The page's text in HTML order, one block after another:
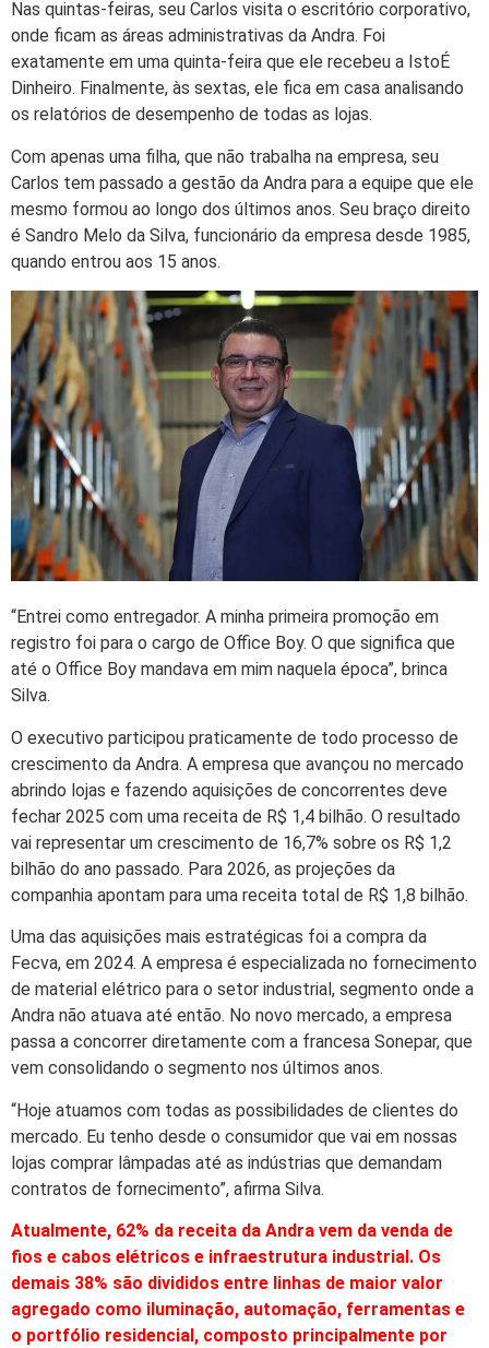
Nas quintas-feiras, seu Carlos visita o escritório corporativo,
onde ficam as áreas administrativas da Andra. Foi
exatamente em uma quinta-feira que ele recebeu a IstoÉ
Dinheiro. Finalmente, às sextas, ele fica em casa analisando
os relatórios de desempenho de todas as lojas.
Com apenas uma filha, que não trabalha na empresa, seu
Carlos tem passado a gestão da Andra para a equipe que ele
mesmo formou ao longo dos últimos anos. Seu braço direito
é Sandro Melo da Silva, funcionário da empresa desde 1985,
quando entrou aos 15 anos.
“Entrei como entregador. A minha primeira promoção em
registro foi para o cargo de Office Boy. O que significa que
até o Office Boy mandava em mim naquela época”, brinca
Silva.
O executivo participou praticamente de todo processo de
crescimento da Andra. A empresa que avançou no mercado
abrindo lojas e fazendo aquisições de concorrentes deve
fechar 2025 com uma receita de R$ 1,4 bilhão. O resultado
vai representar um crescimento de 16,7% sobre os R$ 1,2
bilhão do ano passado. Para 2026, as projeções da
companhia apontam para uma receita total de R$ 1,8 bilhão.
Uma das aquisições mais estratégicas foi a compra da
Fecva, em 2024. A empresa é especializada no fornecimento
de material elétrico para o setor industrial, segmento onde a
Andra não atuava até então. No novo mercado, a empresa
passa a concorrer diretamente com a francesa Sonepar, que
vem consolidando o segmento nos últimos anos.
“Hoje atuamos com todas as possibilidades de clientes do
mercado. Eu tenho desde o consumidor que vai em nossas
lojas comprar lâmpadas até as indústrias que demandam
contratos de fornecimento”, afirma Silva.
Atualmente, 62% da receita da Andra vem da venda de
fios e cabos elétricos e infraestrutura industrial. Os
demais 38% são divididos entre linhas de maior valor
agregado como iluminação, automação, ferramentas e
o portfólio residencial, composto principalmente por